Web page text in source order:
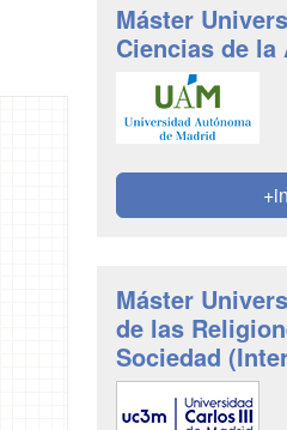
Máster
Ciencias de la
Máster
de las
Sociedad